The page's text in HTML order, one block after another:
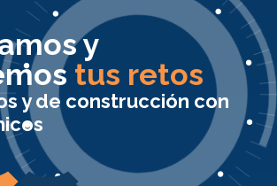
y
tus retos
y de construcción con